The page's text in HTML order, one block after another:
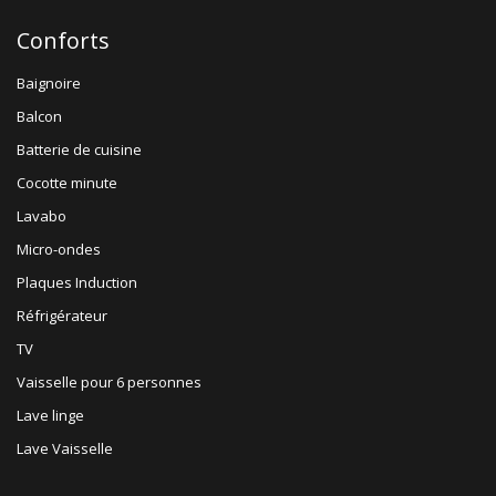
Conforts
Baignoire
Balcon
Batterie de cuisine
Cocotte minute
Lavabo
Micro-ondes
Plaques Induction
Réfrigérateur
TV
Vaisselle pour 6 personnes
Lave linge
Lave Vaisselle